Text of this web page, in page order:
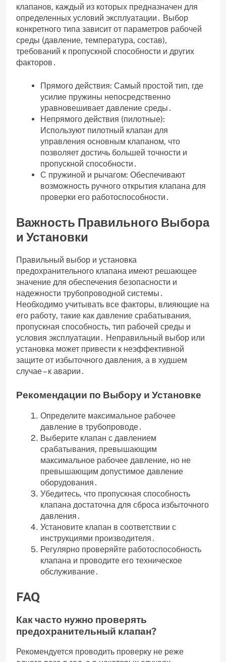
клапанов‚ каждый из которых предназначен для
определенных условий эксплуатации․ Выбор
конкретного типа зависит от параметров рабочей
среды (давление‚ температура‚ состав)‚
требований к пропускной способности и других
факторов․
Прямого действия: Самый простой тип‚ где
усилие пружины непосредственно
уравновешивает давление среды․
Непрямого действия (пилотные):
Используют пилотный клапан для
управления основным клапаном‚ что
позволяет достичь большей точности и
пропускной способности․
С пружиной и рычагом: Обеспечивают
возможность ручного открытия клапана для
проверки его работоспособности․
Важность Правильного Выбора
и Установки
Правильный выбор и установка
предохранительного клапана имеют решающее
значение для обеспечения безопасности и
надежности трубопроводной системы․
Необходимо учитывать все факторы‚ влияющие на
его работу‚ такие как давление срабатывания‚
пропускная способность‚ тип рабочей среды и
условия эксплуатации․ Неправильный выбор или
установка может привести к неэффективной
защите от избыточного давления‚ а в худшем
случае – к аварии․
Рекомендации по Выбору и Установке
Определите максимальное рабочее
давление в трубопроводе․
Выберите клапан с давлением
срабатывания‚ превышающим
максимальное рабочее давление‚ но не
превышающим допустимое давление
оборудования․
Убедитесь‚ что пропускная способность
клапана достаточна для сброса избыточного
давления․
Установите клапан в соответствии с
инструкциями производителя․
Регулярно проверяйте работоспособность
клапана и проводите его техническое
обслуживание․
FAQ
Как часто нужно проверять
предохранительный клапан?
Рекомендуется проводить проверку не реже